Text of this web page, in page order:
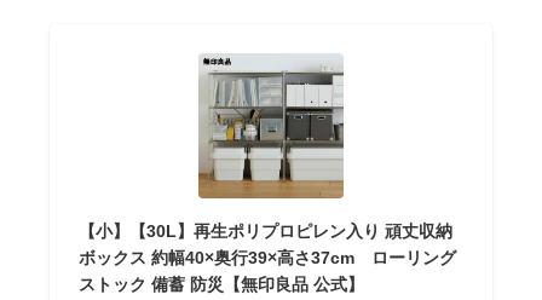
【小】【30L】再生ポリプロピレン入り 頑丈収納
ボックス 約幅40×奥行39×高さ37cm ローリング
ストック 備蓄 防災【無印良品 公式】